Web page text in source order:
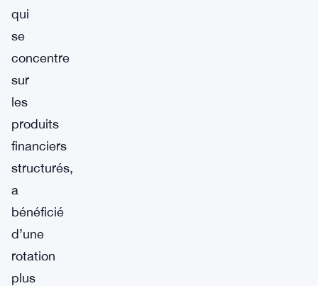
qui
se
concentre
sur
les
produits
financiers
structurés,
a
bénéficié
d’une
rotation
plus